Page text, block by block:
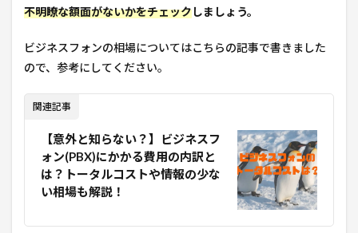
不明瞭な額面がないかをチェックしましょう。
ビジネスフォンの相場についてはこちらの記事で書きました
ので、参考にしてください。
関連記事
【意外と知らない？】ビジネスフ
ォン(PBX)にかかる費用の内訳と
は？トータルコストや情報の少な
い相場も解説！